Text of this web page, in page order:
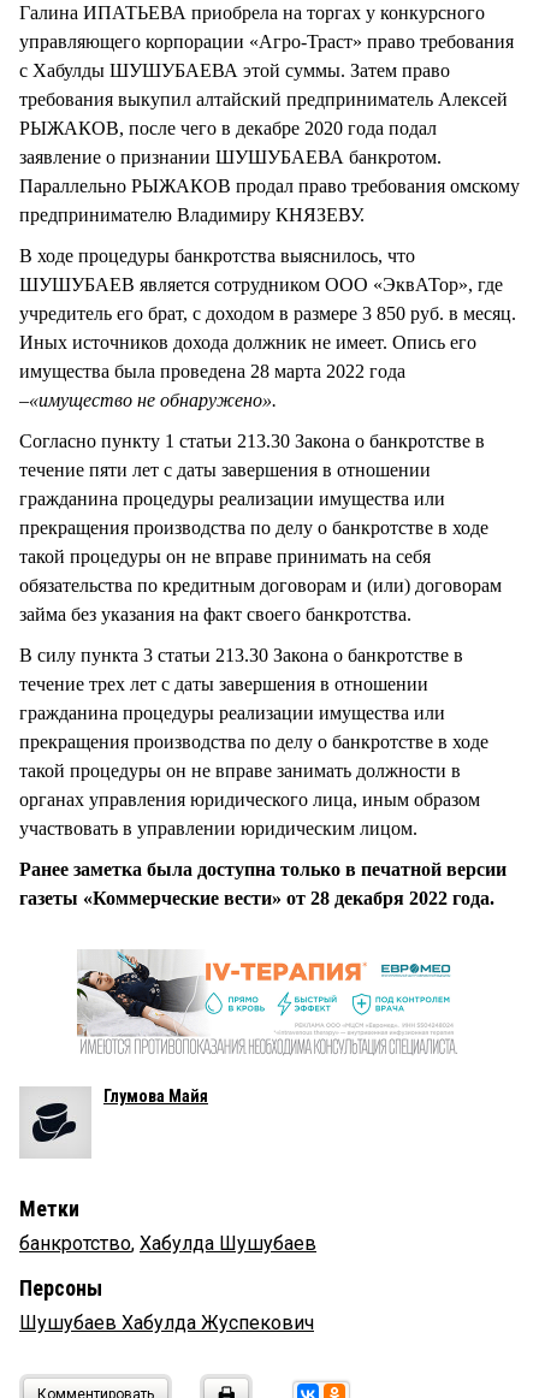
Галина ИПАТЬЕВА приобрела на торгах у конкурсного
управляющего корпорации «Агро-Траст» право требования
с Хабулды ШУШУБАЕВА этой суммы. Затем право
требования выкупил алтайский предприниматель Алексей
РЫЖАКОВ, после чего в декабре 2020 года подал
заявление о признании ШУШУБАЕВА банкротом.
Параллельно РЫЖАКОВ продал право требования омскому
предпринимателю Владимиру КНЯЗЕВУ.
В ходе процедуры банкротства выяснилось, что
ШУШУБАЕВ является сотрудником ООО «ЭквАТор», где
учредитель его брат, с доходом в размере 3 850 руб. в месяц.
Иных источников дохода должник не имеет. Опись его
имущества была проведена 28 марта 2022 года
–«имущество не обнаружено».
Согласно пункту 1 статьи 213.30 Закона о банкротстве в
течение пяти лет с даты завершения в отношении
гражданина процедуры реализации имущества или
прекращения производства по делу о банкротстве в ходе
такой процедуры он не вправе принимать на себя
обязательства по кредитным договорам и (или) договорам
займа без указания на факт своего банкротства.
В силу пункта 3 статьи 213.30 Закона о банкротстве в
течение трех лет с даты завершения в отношении
гражданина процедуры реализации имущества или
прекращения производства по делу о банкротстве в ходе
такой процедуры он не вправе занимать должности в
органах управления юридического лица, иным образом
участвовать в управлении юридическим лицом.
Ранее заметка была доступна только в печатной версии
газеты «Коммерческие вести» от 28 декабря 2022 года.
Глумова Майя
Метки
банкротство, Хабулда Шушубаев
Персоны
Шушубаев Хабулда Жуспекович